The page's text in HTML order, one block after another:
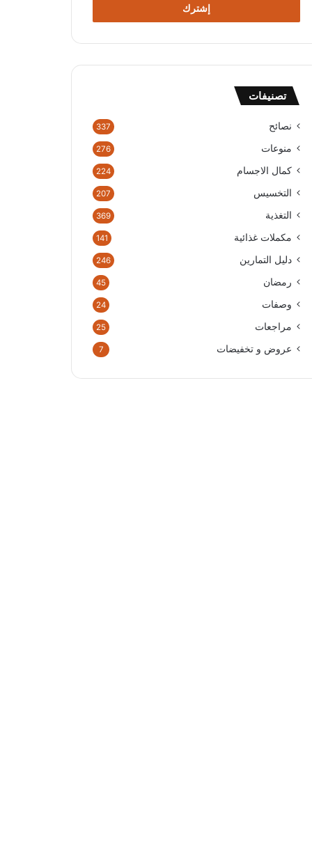
تصنيفات
نصائح 337
منوعات 276
كمال الاجسام 224
التخسيس 207
التغذية 369
مكملات غذائية 141
دليل التمارين 246
رمضان 45
وصفات 24
مراجعات 25
عروض و تخفيضات 7